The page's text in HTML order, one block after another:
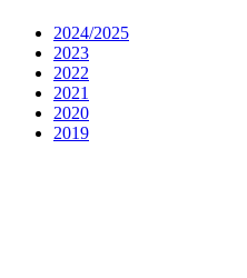
2024/2025
2023
2022
2021
2020
2019